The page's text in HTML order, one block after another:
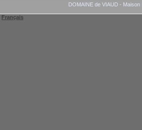
DOMAINE de VIAUD -
Français